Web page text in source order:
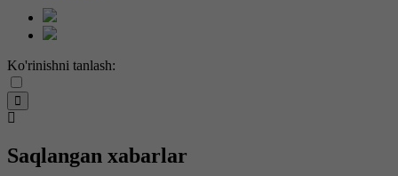
Ko'rinishni tanlash:
Saqlangan xabarlar